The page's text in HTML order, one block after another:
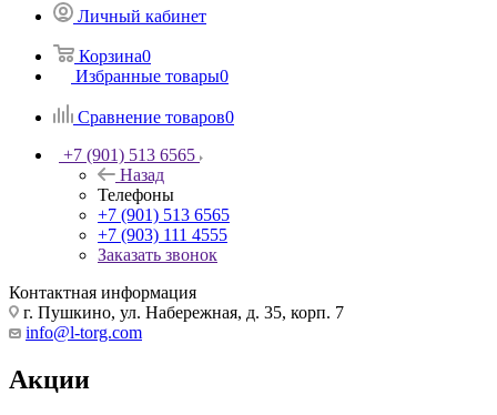
Личный кабинет
Корзина0
Избранные товары0
Сравнение товаров0
+7 (901) 513 6565
Назад
Телефоны
+7 (901) 513 6565
+7 (903) 111 4555
Заказать звонок
Контактная информация
г. Пушкино, ул. Набережная, д. 35, корп. 7
info@l-torg.com
Акции